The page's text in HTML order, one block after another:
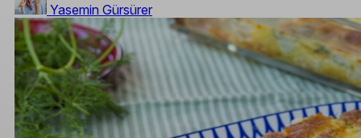
Yasemin Gürsürer